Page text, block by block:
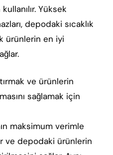
Yüksek
depodaki sıcaklık
ürünlerin en iyi
ve ürünlerin
sağlamak için
maksimum verimle
ve depodaki ürünlerin